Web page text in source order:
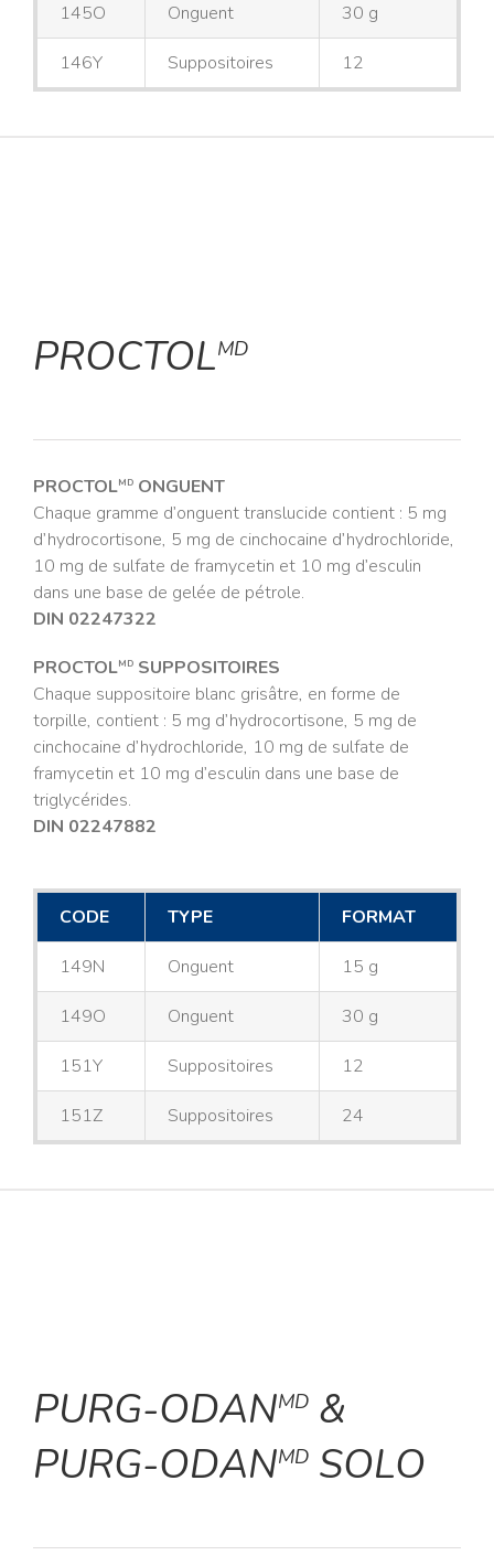
145O Onguent 30 g
146Y Suppositoires 12
PROCTOLMD
PROCTOLMD ONGUENT
Chaque gramme d’onguent translucide contient : 5 mg
d’hydrocortisone, 5 mg de cinchocaine d’hydrochloride,
10 mg de sulfate de framycetin et 10 mg d’esculin
dans une base de gelée de pétrole.
DIN 02247322
PROCTOLMD SUPPOSITOIRES
Chaque suppositoire blanc grisâtre, en forme de
torpille, contient : 5 mg d’hydrocortisone, 5 mg de
cinchocaine d’hydrochloride, 10 mg de sulfate de
framycetin et 10 mg d’esculin dans une base de
triglycérides.
DIN 02247882
CODE TYPE FORMAT
149N Onguent 15 g
149O Onguent 30 g
151Y Suppositoires 12
151Z Suppositoires 24
PURG-ODANMD &
PURG-ODANMD SOLO